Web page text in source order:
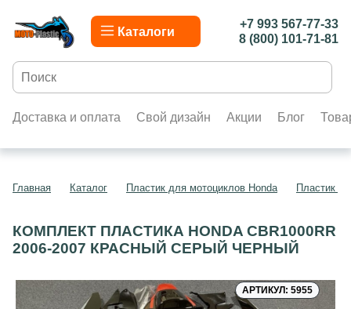
Каталоги
+7 993 567-77-33
8 (800) 101-71-81
Доставка и оплата Свой дизайн Акции Блог
Главная Каталог Пластик для мотоциклов Honda Пластик
КОМПЛЕКТ ПЛАСТИКА HONDA CBR1000RR
2006-2007 КРАСНЫЙ СЕРЫЙ ЧЕРНЫЙ
АРТИКУЛ: 5955